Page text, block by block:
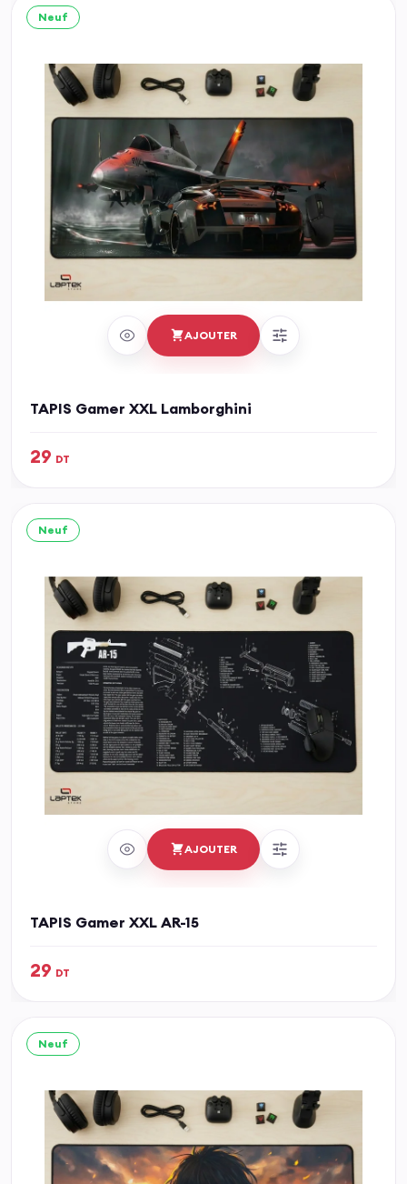
Neuf
AJOUTER
TAPIS Gamer XXL Lamborghini
29 DT
Neuf
AJOUTER
TAPIS Gamer XXL AR-15
29 DT
Neuf